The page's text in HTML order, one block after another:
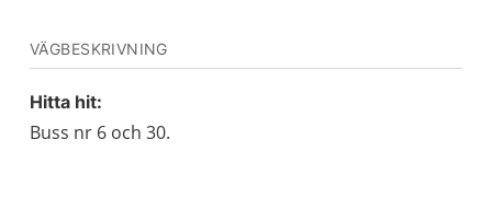
VÄGBESKRIVNING
Hitta hit:
Buss nr 6 och 30.